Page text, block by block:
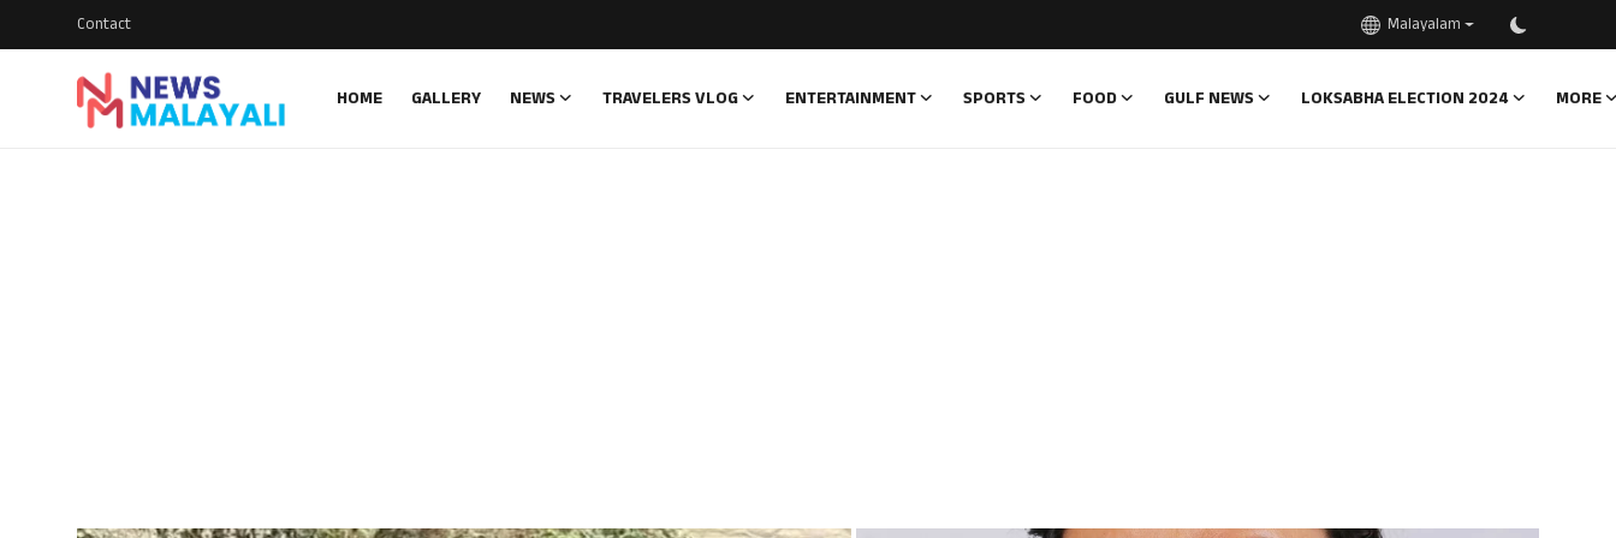
Contact Malayalam
HOME GALLERY NEWS TRAVELERS VLOG ENTERTAINMENT SPORTS FOOD GULF NEWS LOKSABHA ELECTION 2024 MORE